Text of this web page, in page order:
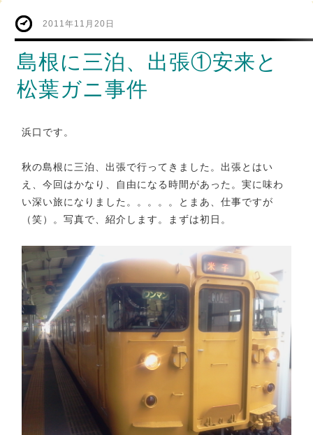
2011年11月20日
島根に三泊、出張①安来と
松葉ガニ事件
浜口です。
秋の島根に三泊、出張で行ってきました。出張とはい
え、今回はかなり、自由になる時間があった。実に味わ
い深い旅になりました。。。。。とまあ、仕事ですが
（笑）。写真で、紹介します。まずは初日。